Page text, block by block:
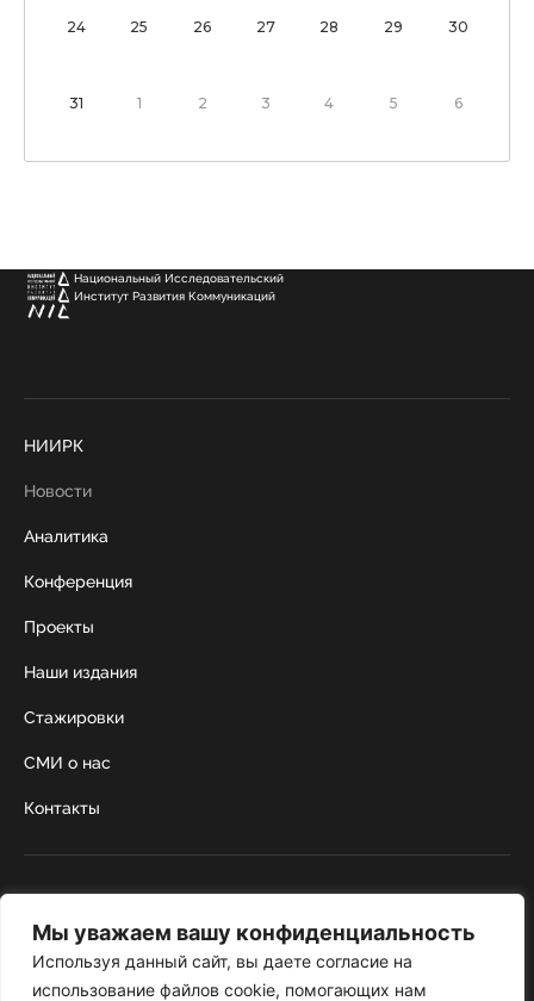
Мы уважаем вашу конфиденциальность
Используя данный сайт, вы даете согласие на
использование файлов cookie, помогающих нам
24 25 26 27 28 29 30
31 1 2 3 4 5 6
Национальный Исследовательский
Институт Развития Коммуникаций
НИИРК
Новости
Аналитика
Конференция
Проекты
Наши издания
Стажировки
СМИ о нас
Контакты
+7 495 252 67 88
institut@nicrus.ru